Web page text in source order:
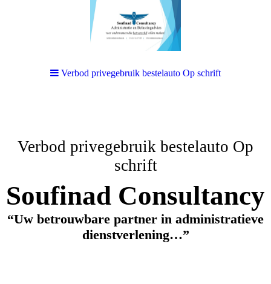
Verbod privegebruik bestelauto Op
schrift
Soufinad Consultancy
“Uw betrouwbare partner in administratieve
dienstverlening…”
Verbod privegebruik bestelauto Op schrift